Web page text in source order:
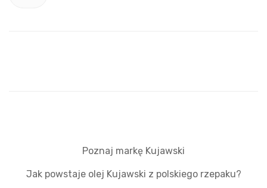
Poznaj markę Kujawski
Jak powstaje olej Kujawski z polskiego rzepaku?